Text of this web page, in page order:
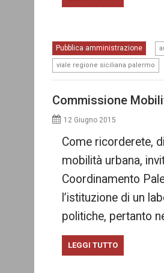
Pubblica amministrazione
viale regione siciliana palermo
Commissione
12 Giugno 2015
Come ricorderete,
mobilità urbana,
Coordinamento
l’istituzione di un
politiche, pertanto
LEGGI TUTTO